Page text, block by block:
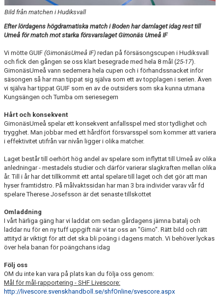
Bild från matchen i Hudiksvall
Efter lördagens högdramatiska match i Boden har damlaget idag rest till
Umeå för match mot starka försvarslaget Gimonäs Umeå IF
Vi mötte GUIF (GimonäsUmeå IF) redan på försäsongscupen i Hudiksvall
och fick den gången se oss klart besegrade med hela 8 mål (25-17).
GimonäsUmeå vann sedemera hela cupen och i förhandssnacket inför
säsongen så har man tippat sig själva som ett av topplagen i serien. Även
vi själva har tippat GUIF som en av de outsiders som ska kunna utmana
Kungsängen och Tumba om seriesegern
Hårt och konsekvent
GimonäsUmeå spelar ett konsekvent anfallsspel med stor tydlighet och
trygghet. Man jobbar med ett hårdfört försvarsspel som kommer att variera
i effektivitet utifrån var nivån ligger i olika matcher.
Laget består till oerhört hög andel av spelare som inflyttat till Umeå av olika
anledningar - mestadels studier och därför varierar slagkraften mellan olika
år. Till i år har det tillkommit ett antal spelare till laget och det gör att man
hyser framtidstro. På målvaktssidan har man 3 bra individer varav vår fd
spelare Therese Josefsson är det senaste tillskottet
Omladdning
I vårt härliga gäng har vi laddat om sedan gårdagens jämna batalj och
laddar nu för en ny tuff uppgift när vi tar oss an "Gimo". Rätt bild och rätt
attityd är viktigt för att det ska bli poäng i dagens match. Vi behöver lyckas
över hela banan för poängchans idag
Följ oss
OM du inte kan vara på plats kan du följa oss genom:
Mål för mål-rapportering - SHF Livescore:
http://livescore.svenskhandboll.se/shfOnline/svescore.aspx